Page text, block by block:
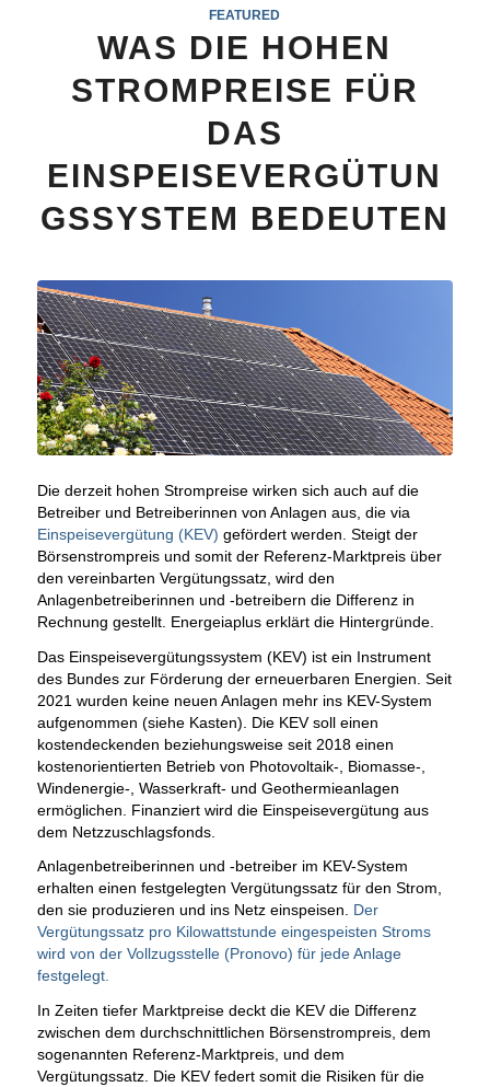
FEATURED
WAS DIE HOHEN
STROMPREISE FÜR
DAS
EINSPEISEVERGÜTUN
GSSYSTEM BEDEUTEN
Die derzeit hohen Strompreise wirken sich auch auf die
Betreiber und Betreiberinnen von Anlagen aus, die via
Einspeisevergütung (KEV) gefördert werden. Steigt der
Börsenstrompreis und somit der Referenz-Marktpreis über
den vereinbarten Vergütungssatz, wird den
Anlagenbetreiberinnen und -betreibern die Differenz in
Rechnung gestellt. Energeiaplus erklärt die Hintergründe.
Das Einspeisevergütungssystem (KEV) ist ein Instrument
des Bundes zur Förderung der erneuerbaren Energien. Seit
2021 wurden keine neuen Anlagen mehr ins KEV-System
aufgenommen (siehe Kasten). Die KEV soll einen
kostendeckenden beziehungsweise seit 2018 einen
kostenorientierten Betrieb von Photovoltaik-, Biomasse-,
Windenergie-, Wasserkraft- und Geothermieanlagen
ermöglichen. Finanziert wird die Einspeisevergütung aus
dem Netzzuschlagsfonds.
Anlagenbetreiberinnen und -betreiber im KEV-System
erhalten einen festgelegten Vergütungssatz für den Strom,
den sie produzieren und ins Netz einspeisen. Der
Vergütungssatz pro Kilowattstunde eingespeisten Stroms
wird von der Vollzugsstelle (Pronovo) für jede Anlage
festgelegt.
In Zeiten tiefer Marktpreise deckt die KEV die Differenz
zwischen dem durchschnittlichen Börsenstrompreis, dem
sogenannten Referenz-Marktpreis, und dem
Vergütungssatz. Die KEV federt somit die Risiken für die